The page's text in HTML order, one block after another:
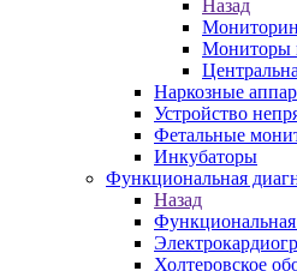
Назад
Мониторы
Наркозные
Устройство
Фетальные
Инкубаторы
Функциональная
Назад
Функциональная
Холтеровское